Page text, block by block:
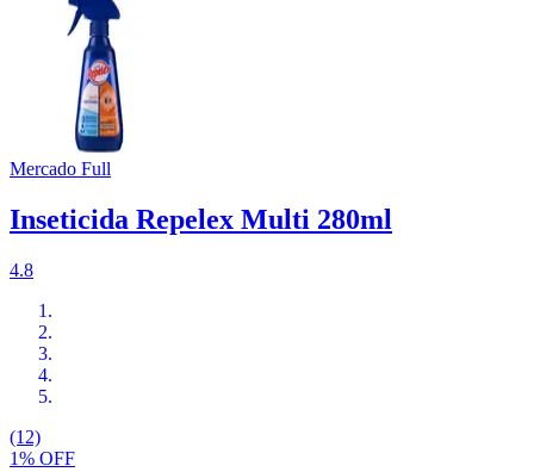
Mercado Full
Inseticida Repelex Multi 280ml
4.8
(12)
1% OFF